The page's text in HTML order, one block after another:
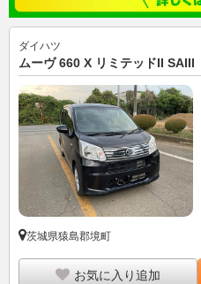
ダイハツ
ムーヴ 660 X リミテッドII SAIII
茨城県猿島郡境町
お気に入り追加